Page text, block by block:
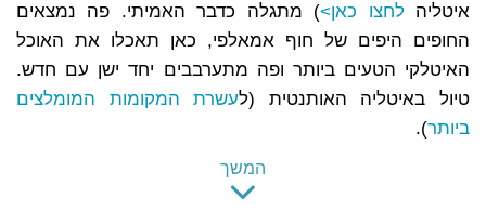
איטליהלחצו כאן>) מתגלה כדבר האמיתי. פה נמצאים
החופים היפים של חוף אמאלפי, כאן תאכלו את האוכל
האיטלקי הטעים ביותר ופה מתערבבים יחד ישן עם חדש.
טיול באיטליה האותנטית (לעשרת המקומות המומלצים
ביותר).
המשך